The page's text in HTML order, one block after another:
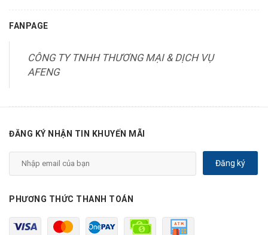
FANPAGE
CÔNG TY TNHH THƯƠNG MẠI & DỊCH VỤ
AFENG
ĐĂNG KÝ NHẬN TIN KHUYẾN MÃI
Đăng ký
PHƯƠNG THỨC THANH TOÁN